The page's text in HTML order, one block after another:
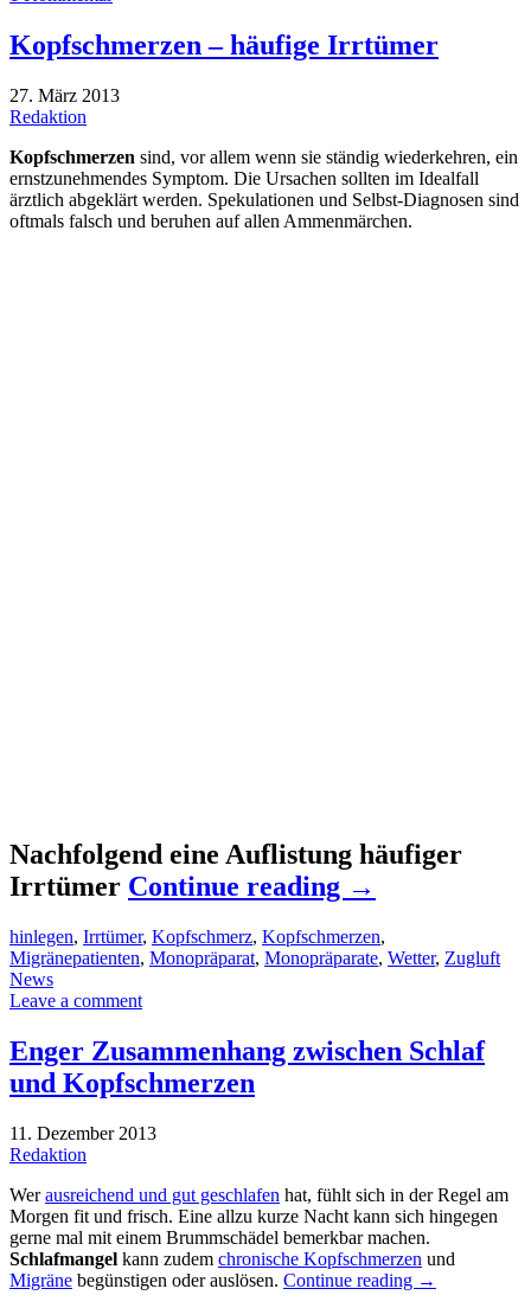
Kopfschmerzen – häufige Irrtümer
27. März 2013
Redaktion
Kopfschmerzen sind, vor allem wenn sie ständig wiederkehren, ein
ernstzunehmendes Symptom. Die Ursachen sollten im Idealfall
ärztlich abgeklärt werden. Spekulationen und Selbst-Diagnosen sind
oftmals falsch und beruhen auf allen Ammenmärchen.
Nachfolgend eine Auflistung häufiger
Irrtümer Continue reading →
hinlegen, Irrtümer, Kopfschmerz, Kopfschmerzen,
Migränepatienten, Monopräparat, Monopräparate, Wetter, Zugluft
News
Leave a comment
Enger Zusammenhang zwischen Schlaf
und Kopfschmerzen
11. Dezember 2013
Redaktion
Werausreichend und gut geschlafen hat, fühlt sich in der Regel am
Morgen fit und frisch. Eine allzu kurze Nacht kann sich hingegen
gerne mal mit einem Brummschädel bemerkbar machen.
Schlafmangel kann zudem chronische Kopfschmerzen und
Migräne begünstigen oder auslösen. Continue reading →